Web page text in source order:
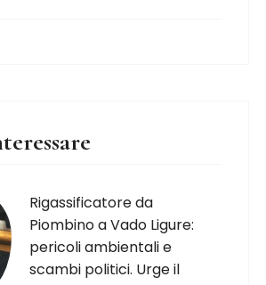
Rigassificatore da
Piombino a Vado Ligure:
pericoli ambientali e
scambi politici. Urge il